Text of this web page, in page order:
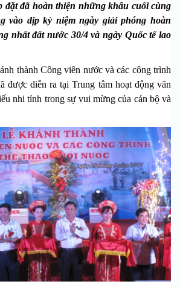
đặt đã hoàn thiện những khâu cuối cùng
vào dịp kỷ niệm ngày giải phóng hoàn
nhất đất nước 30/4 và ngày Quốc tế lao
thành Công viên nước và các công trình
được diễn ra tại Trung tâm hoạt động văn
nhi tỉnh trong sự vui mừng của cán bộ và